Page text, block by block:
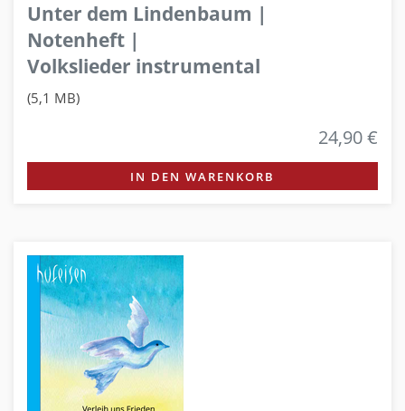
Unter dem Lindenbaum |
Notenheft |
Volkslieder instrumental
(5,1 MB)
24,90 €
IN DEN WARENKORB